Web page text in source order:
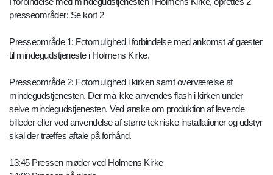
presseområder: Se kort 2
Presseområde 1: Fotomulighed i forbindelse med ankomst af gæster
til mindegudstjeneste i Holmens Kirke.
Presseområde 2: Fotomulighed i kirken samt overværelse af
mindegudstjenesten. Der må ikke anvendes flash i kirken under
selve mindegudstjenesten. Ved ønske om produktion af levende
billeder eller ved anvendelse af større tekniske installationer og udstyr
skal der træffes aftale på forhånd.
13:45 Pressen møder ved Holmens Kirke